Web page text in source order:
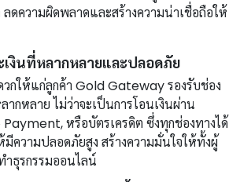
ลดความผิดพลาดและสร้างความน่าเชื่อถือให้
เงินที่หลากหลายและปลอดภัย
วกให้แก่ลูกค้า Gold Gateway รองรับช่อง
ากหลาย ไม่ว่าจะเป็นการโอนเงินผ่าน
หรือบัตรเครดิต ซึ่งทุกช่องทางได้
ความปลอดภัยสูง สร้างความมั่นใจให้ทั้งผู้
ธุรกรรมออนไลน์